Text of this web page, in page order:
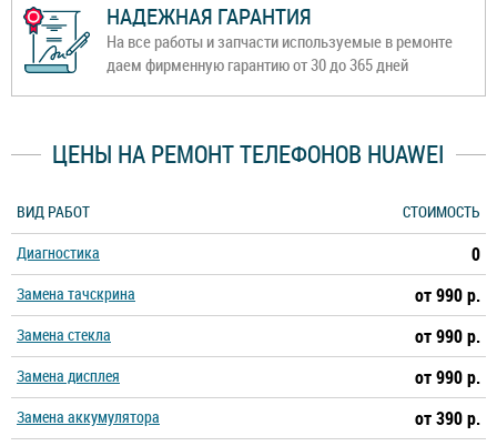
НАДЕЖНАЯ ГАРАНТИЯ
На все работы и запчасти используемые в ремонте
даем фирменную гарантию от 30 до 365 дней
ЦЕНЫ НА РЕМОНТ ТЕЛЕФОНОВ HUAWEI
ВИД РАБОТ
СТОИМОСТЬ
Диагностика
0
Замена тачскрина от 990 р.
Замена стекла от 990 р.
Замена дисплея от 990 р.
Замена аккумулятора от 390 р.